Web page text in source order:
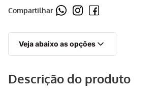
Compartilhar
Veja abaixo as opções
Descrição do produto